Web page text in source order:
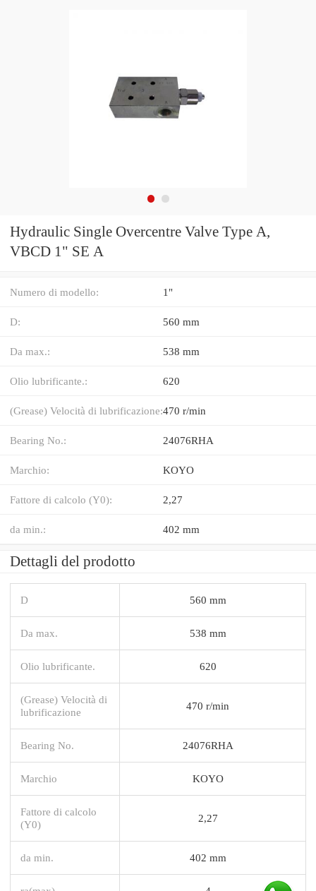
Hydraulic Single Overcentre Valve Type A,
VBCD 1" SE A
Numero di modello: 1"
D: 560 mm
Da max.: 538 mm
Olio lubrificante.: 620
(Grease) Velocità di lubrificazione:470 r/min
Bearing No.: 24076RHA
Marchio: KOYO
Fattore di calcolo (Y0): 2,27
da min.: 402 mm
Dettagli del prodotto
D 560 mm
Da max. 538 mm
Olio lubrificante. 620
(Grease) Velocità di
lubrificazione
470 r/min
Bearing No. 24076RHA
Marchio KOYO
Fattore di calcolo
(Y0)
2,27
da min. 402 mm